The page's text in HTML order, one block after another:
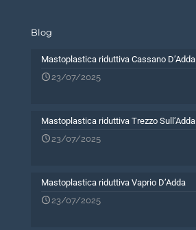
Blog
Mastoplastica riduttiva Cassano D’Adda
23/07/2025
Mastoplastica riduttiva Trezzo Sull’Adda
23/07/2025
Mastoplastica riduttiva Vaprio D’Adda
23/07/2025